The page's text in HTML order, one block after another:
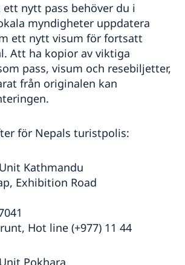
nytt pass behöver du i
myndigheter uppdatera
ett nytt visum för fortsatt
Att ha kopior av viktiga
pass, visum och resebiljetter,
från originalen kan
för Nepals turistpolis:
Kathmandu
Exhibition Road
Hot line (+977) 11 44